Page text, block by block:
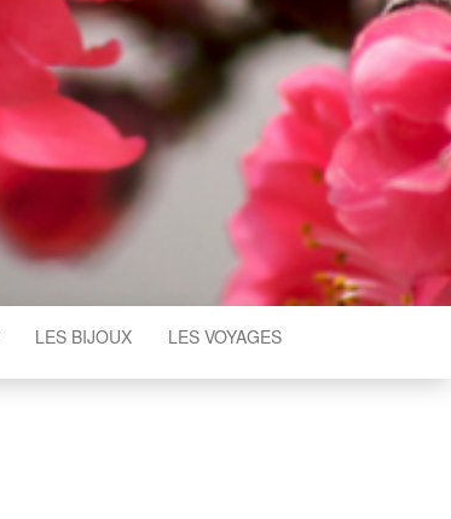
LES BIJOUX LES VOYAGES